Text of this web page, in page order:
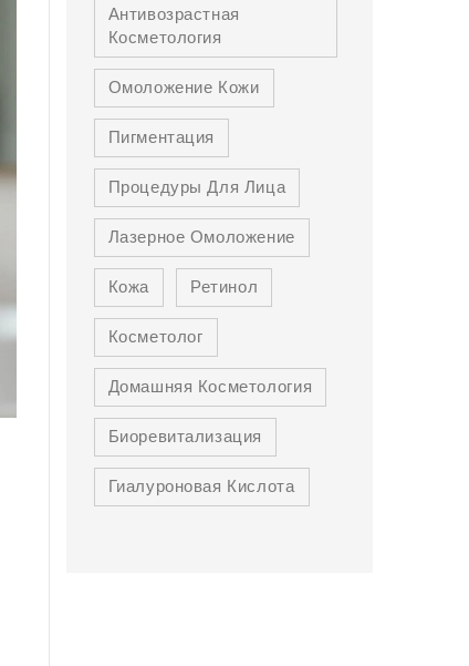
Антивозрастная
Косметология
Омоложение Кожи
Пигментация
Процедуры Для Лица
Лазерное Омоложение
Кожа
Ретинол
Косметолог
Домашняя Косметология
Биоревитализация
Гиалуроновая Кислота